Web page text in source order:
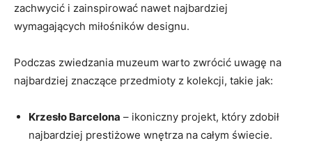
zachwycić ⁣i zainspirować‍ nawet najbardziej⁤
wymagających miłośników‍ designu.
Podczas zwiedzania muzeum warto ‍zwrócić uwagę na
najbardziej znaczące‍ przedmioty z kolekcji, takie jak:
Krzesło Barcelona ‍–‌ ikoniczny projekt, który zdobił
⁣najbardziej prestiżowe wnętrza‍ na całym świecie.